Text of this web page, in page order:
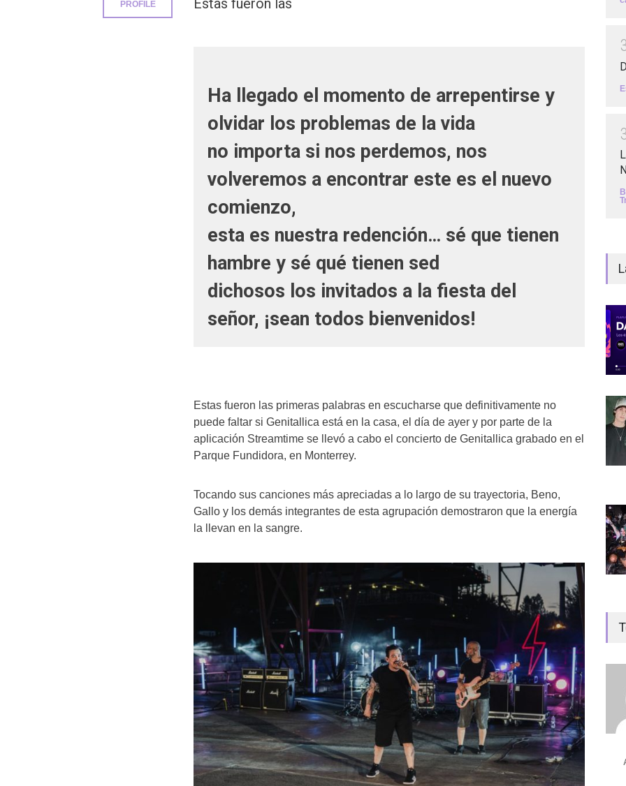
Estas fueron las
Ha llegado el momento de arrepentirse y
olvidar los problemas de la vida
no importa si nos perdemos, nos
volveremos a encontrar este es el nuevo
comienzo,
esta es nuestra redención… sé que tienen
hambre y sé qué tienen sed
dichosos los invitados a la fiesta del
señor, ¡sean todos bienvenidos!
Estas fueron las primeras palabras en escucharse que definitivamente no
puede faltar si Genitallica está en la casa, el día de ayer y por parte de la
aplicación Streamtime se llevó a cabo el concierto de Genitallica grabado en el
Parque Fundidora, en Monterrey.
Tocando sus canciones más apreciadas a lo largo de su trayectoria, Beno,
Gallo y los demás integrantes de esta agrupación demostraron que la energía
la llevan en la sangre.
PROFILE